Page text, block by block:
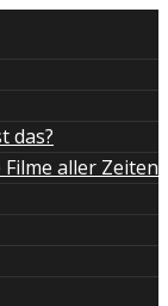
das?
aller Zeiten